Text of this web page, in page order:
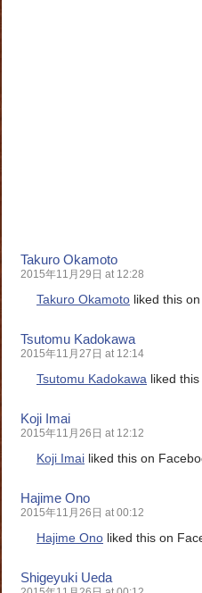
Takuro Okamoto
2015年11月29日 at 12:28
Takuro Okamoto liked this
Tsutomu Kadokawa
2015年11月27日 at 12:14
Tsutomu Kadokawa liked
Koji Imai
2015年11月26日 at 12:12
Koji Imai liked this on
Hajime Ono
2015年11月26日 at 00:12
Hajime Ono liked this on
Shigeyuki Ueda